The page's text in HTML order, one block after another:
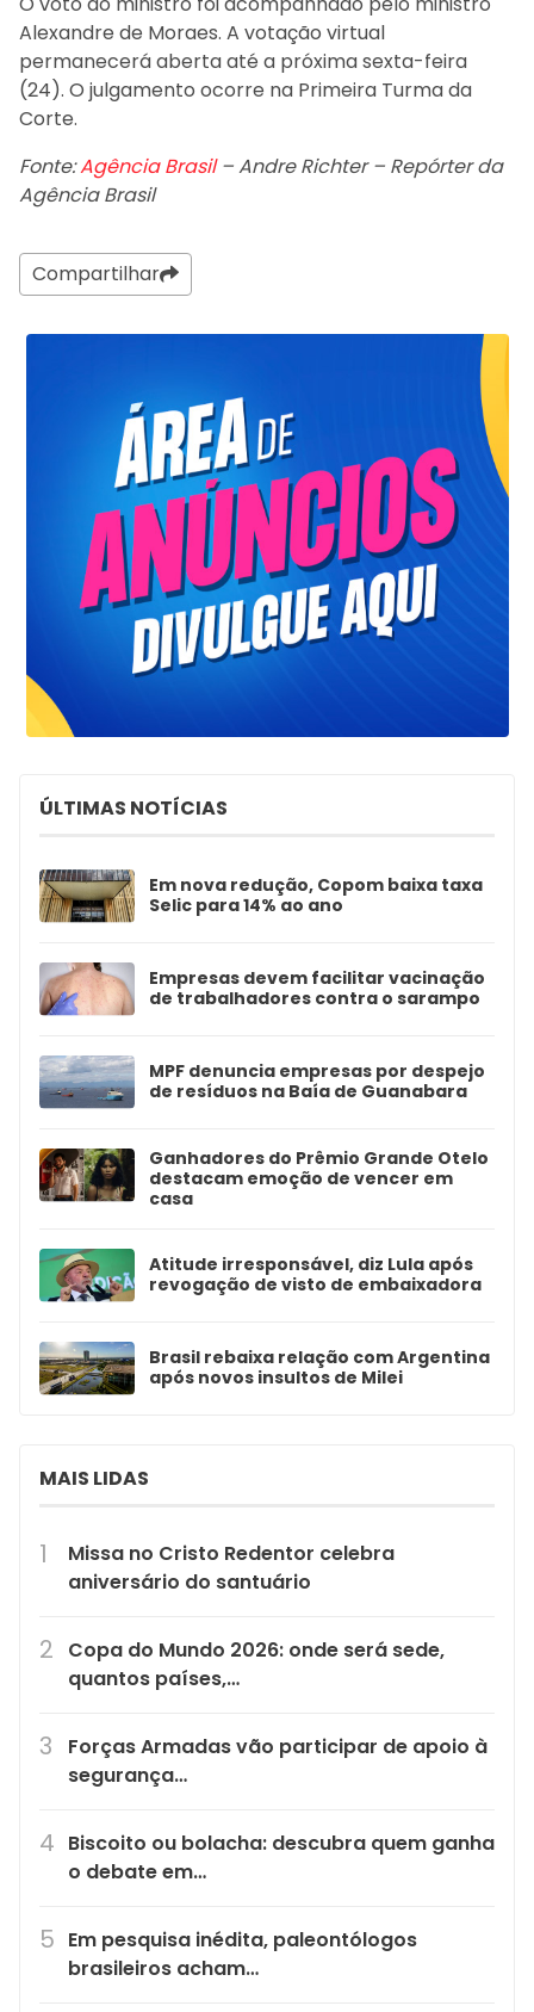
Alexandre de Moraes. A votação virtual
permanecerá aberta até a próxima sexta-feira
(24). O julgamento ocorre na Primeira Turma da
Corte.
Fonte:Agência Brasil– Andre Richter – Repórter da
Agência Brasil
Compartilhar
ÚLTIMAS NOTÍCIAS
Em nova redução, Copom baixa taxa
Selic para 14% ao ano
Empresas devem facilitar vacinação
de trabalhadores contra o sarampo
MPF denuncia empresas por despejo
de resíduos na Baía de Guanabara
Ganhadores do Prêmio Grande Otelo
destacam emoção de vencer em
casa
Atitude irresponsável, diz Lula após
revogação de visto de embaixadora
Brasil rebaixa relação com Argentina
após novos insultos de Milei
MAIS LIDAS
Missa no Cristo Redentor celebra
aniversário do santuário
Copa do Mundo 2026: onde será sede,
quantos países,…
Forças Armadas vão participar de apoio à
segurança…
Biscoito ou bolacha: descubra quem ganha
o debate em…
Em pesquisa inédita, paleontólogos
brasileiros acham…